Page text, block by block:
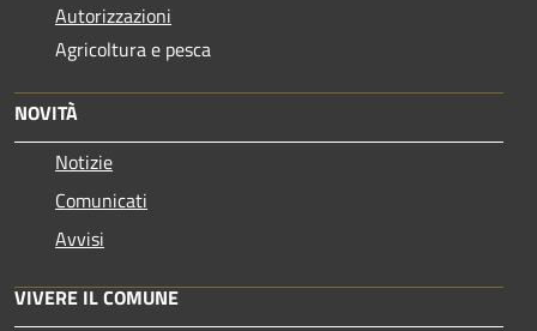
Autorizzazioni
Agricoltura e pesca
NOVITÀ
Notizie
Comunicati
Avvisi
VIVERE IL COMUNE